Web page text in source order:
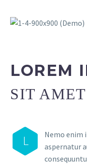
LOREM
SIT AMET
L
Nemo enim
aspernatur